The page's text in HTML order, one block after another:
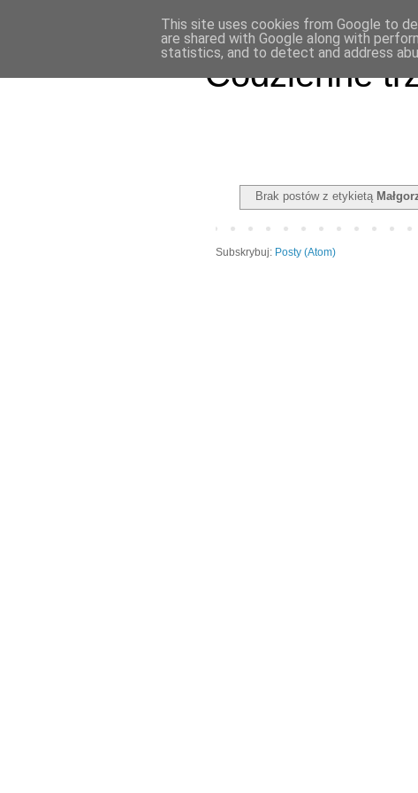
Codzienne
Brak postów z etykietą
Subskrybuj: Posty (Atom)
This site uses cookies from Google to
are shared with Google along with
statistics, and to detect and address